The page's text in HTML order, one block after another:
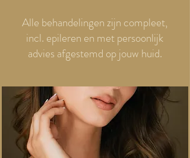
Alle behandelingen zijn compleet,
incl. epileren en met persoonlijk
advies afgestemd op jouw huid.